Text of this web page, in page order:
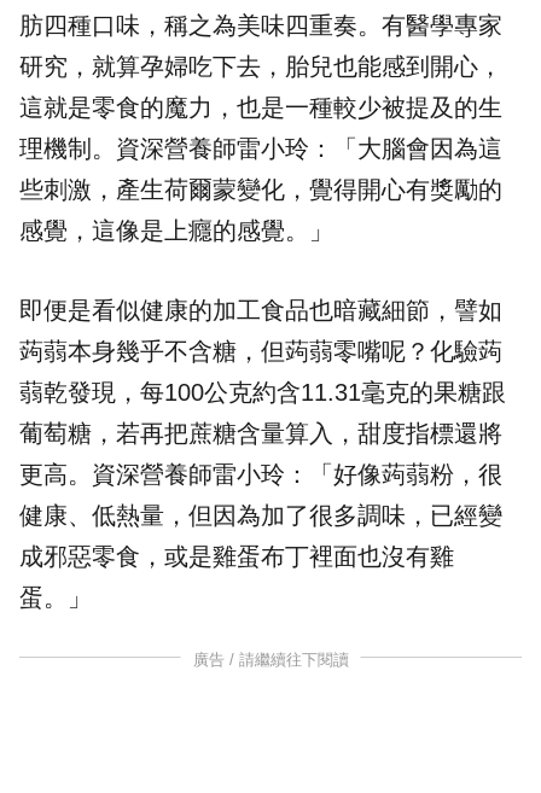
肪四種口味，稱之為美味四重奏。有醫學專家
研究，就算孕婦吃下去，胎兒也能感到開心，
這就是零食的魔力，也是一種較少被提及的生
理機制。資深營養師雷小玲：「大腦會因為這
些刺激，產生荷爾蒙變化，覺得開心有獎勵的
感覺，這像是上癮的感覺。」
即便是看似健康的加工食品也暗藏細節，譬如
蒟蒻本身幾乎不含糖，但蒟蒻零嘴呢？化驗蒟
蒻乾發現，每100公克約含11.31毫克的果糖跟
葡萄糖，若再把蔗糖含量算入，甜度指標還將
更高。資深營養師雷小玲：「好像蒟蒻粉，很
健康、低熱量，但因為加了很多調味，已經變
成邪惡零食，或是雞蛋布丁裡面也沒有雞
蛋。」
廣告 / 請繼續往下閱讀